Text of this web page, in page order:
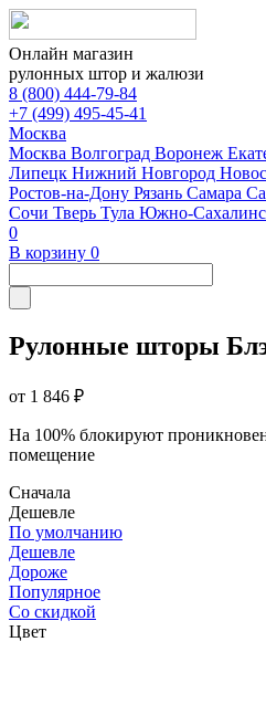
Онлайн магазин
рулонных штор и жалюзи
8 (800) 444-79-84
+7 (499) 495-45-41
Москва
Москва Волгоград Воронеж
Липецк Нижний Новгород
Ростов-на-Дону Рязань Самара
Сочи Тверь Тула Южно-
0
В корзину 0
Рулонные шторы
от 1 846 ₽
На 100% блокируют
помещение
Сначала
Дешевле
По умолчанию
Дешевле
Дороже
Популярное
Со скидкой
Цвет